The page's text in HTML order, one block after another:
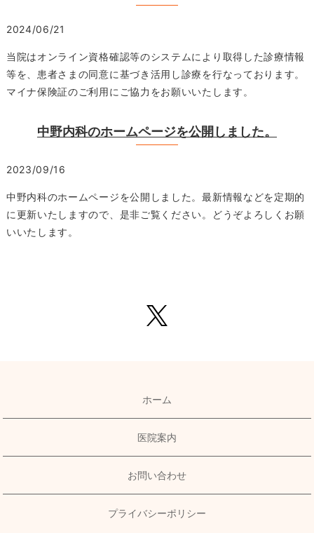
2024/06/21
当院はオンライン資格確認等のシステムにより取得した診療情報
等を、患者さまの同意に基づき活用し診療を行なっております。
マイナ保険証のご利用にご協力をお願いいたします。
中野内科のホームページを公開しました。
2023/09/16
中野内科のホームページを公開しました。最新情報などを定期的
に更新いたしますので、是非ご覧ください。どうぞよろしくお願
いいたします。
ホーム
医院案内
お問い合わせ
プライバシーポリシー